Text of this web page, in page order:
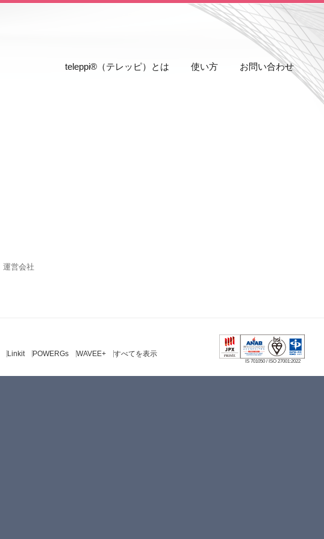
teleppi®（テレッピ）とは 使い方 お問い合わせ
運営会社
Linkit POWERGs WAVEE+ すべてを表示
IS 701050 / ISO 27001:2022